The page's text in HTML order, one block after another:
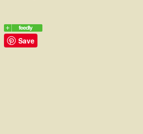
Save